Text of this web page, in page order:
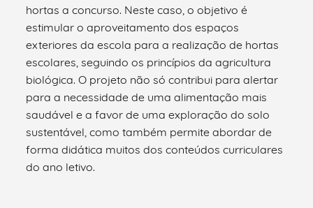
hortas a concurso. Neste caso, o objetivo é
estimular o aproveitamento dos espaços
exteriores da escola para a realização de hortas
escolares, seguindo os princípios da agricultura
biológica. O projeto não só contribui para alertar
para a necessidade de uma alimentação mais
saudável e a favor de uma exploração do solo
sustentável, como também permite abordar de
forma didática muitos dos conteúdos curriculares
do ano letivo.